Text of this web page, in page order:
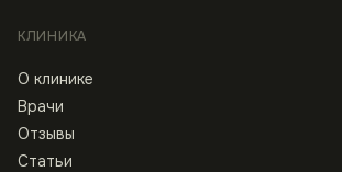
КЛИНИКА
О клинике
Врачи
Отзывы
Статьи